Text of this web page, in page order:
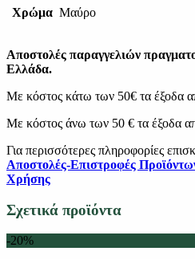
Χρώμα Μαύρο
Αποστολές παραγγελιών
Ελλάδα.
Με κόστος κάτω των 50€ τα έξοδα
Με κόστος άνω των 50 € τα έξοδα
Για περισσότερες πληροφορίες
Αποστολές-Επιστροφές
Χρήσης
Σχετικά προϊόντα
-20%